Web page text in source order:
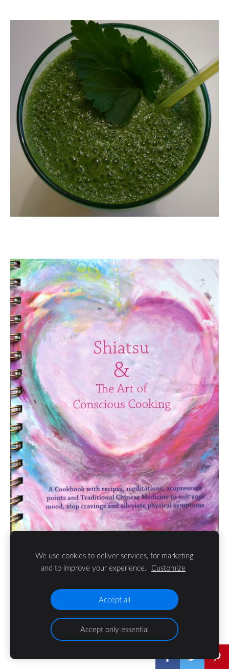
Joanne Faulkner grāmata, izdota 07.03.14
We use cookies to deliver services, for marketing
and to improve your experience. Customize
Accept all
Accept only essential